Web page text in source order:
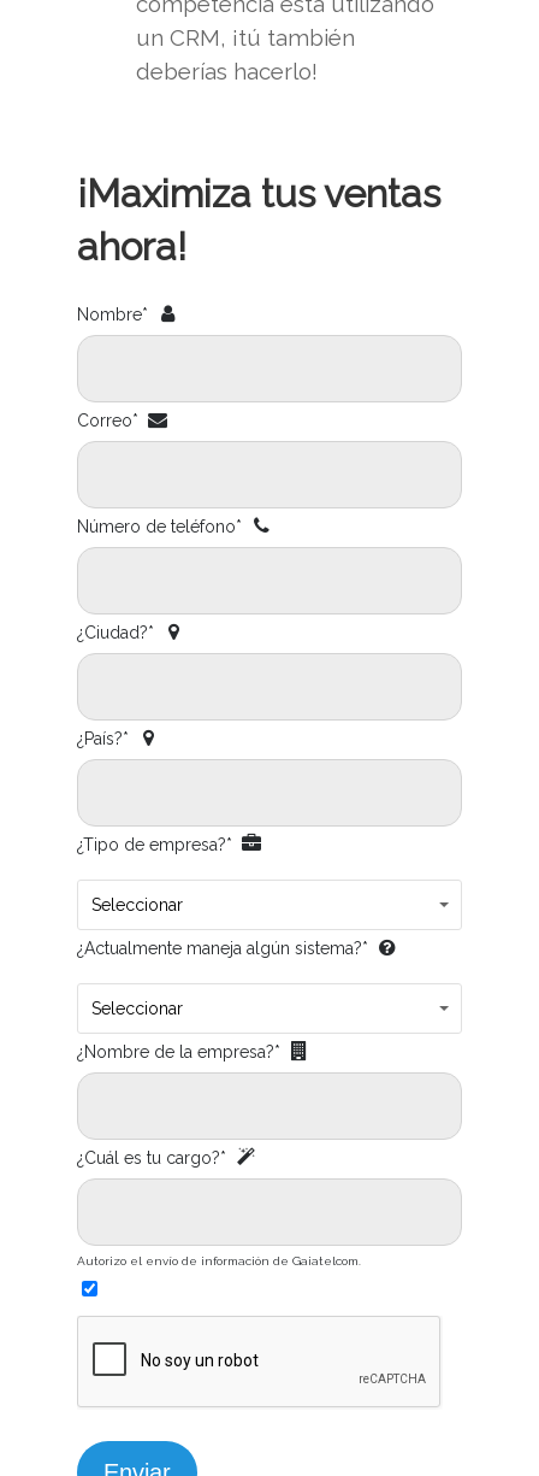
un CRM, ¡tú también
deberías hacerlo!
¡Maximiza tus ventas
ahora!
Nombre*
Correo*
Número de teléfono*
¿Ciudad?*
¿País?*
¿Tipo de empresa?*
Seleccionar
¿Actualmente maneja algún sistema?*
Seleccionar
¿Nombre de la empresa?*
¿Cuál es tu cargo?*
Autorizo el envío de información de Gaiatelcom.